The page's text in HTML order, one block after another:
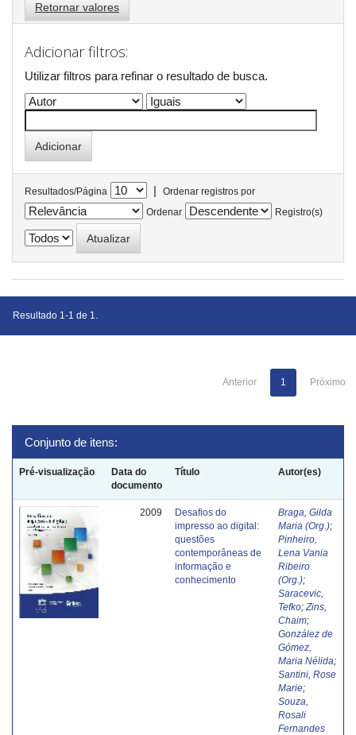
Retornar valores
Adicionar filtros:
Utilizar filtros para refinar o resultado de busca.
Resultados/Página |
Ordenar registros por
Ordenar
Registro(s)
Resultado 1-1 de 1.
Anterior 1 Próximo
Conjunto de itens:
Pré-visualização
Data do
documento
Título Autor(es)
2009
Desafios do
impresso ao digital:
questões
contemporâneas de
informação e
conhecimento
Braga, Gilda
Maria (Org.);
Pinheiro,
Lena Vania
Ribeiro
(Org.);
Saracevic,
Tefko; Zins,
Chaim;
González de
Gómez,
Maria Nélida;
Santini, Rose
Marie;
Souza,
Rosali
Fernandes